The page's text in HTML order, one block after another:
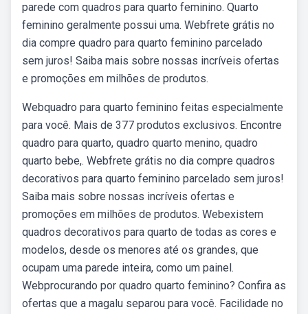
parede com quadros para quarto feminino. Quarto
feminino geralmente possui uma. Webfrete grátis no
dia compre quadro para quarto feminino parcelado
sem juros! Saiba mais sobre nossas incríveis ofertas
e promoções em milhões de produtos.
Webquadro para quarto feminino feitas especialmente
para você. Mais de 377 produtos exclusivos. Encontre
quadro para quarto, quadro quarto menino, quadro
quarto bebe,. Webfrete grátis no dia compre quadros
decorativos para quarto feminino parcelado sem juros!
Saiba mais sobre nossas incríveis ofertas e
promoções em milhões de produtos. Webexistem
quadros decorativos para quarto de todas as cores e
modelos, desde os menores até os grandes, que
ocupam uma parede inteira, como um painel.
Webprocurando por quadro quarto feminino? Confira as
ofertas que a magalu separou para você. Facilidade no